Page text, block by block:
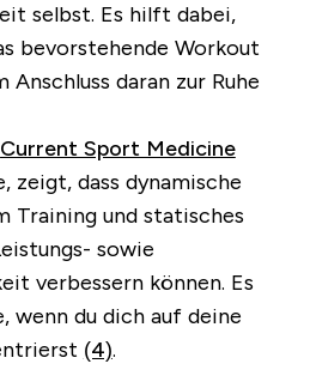
selbst. Es hilft dabei,
bevorstehende Workout
daran zur Ruhe
Current Sport Medicine
dass dynamische
Training und statisches
sowie
verbessern können. Es
wenn du dich auf deine
(4).